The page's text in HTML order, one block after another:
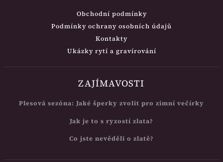
Obchodní podmínky
Podmínky ochrany osobních údajů
Kontakty
Ukázky rytí a gravírování
ZAJÍMAVOSTI
Plesová sezóna: Jaké šperky zvolit pro zimní večírky
Jak je to s ryzostí zlata?
Co jste nevěděli o zlatě?